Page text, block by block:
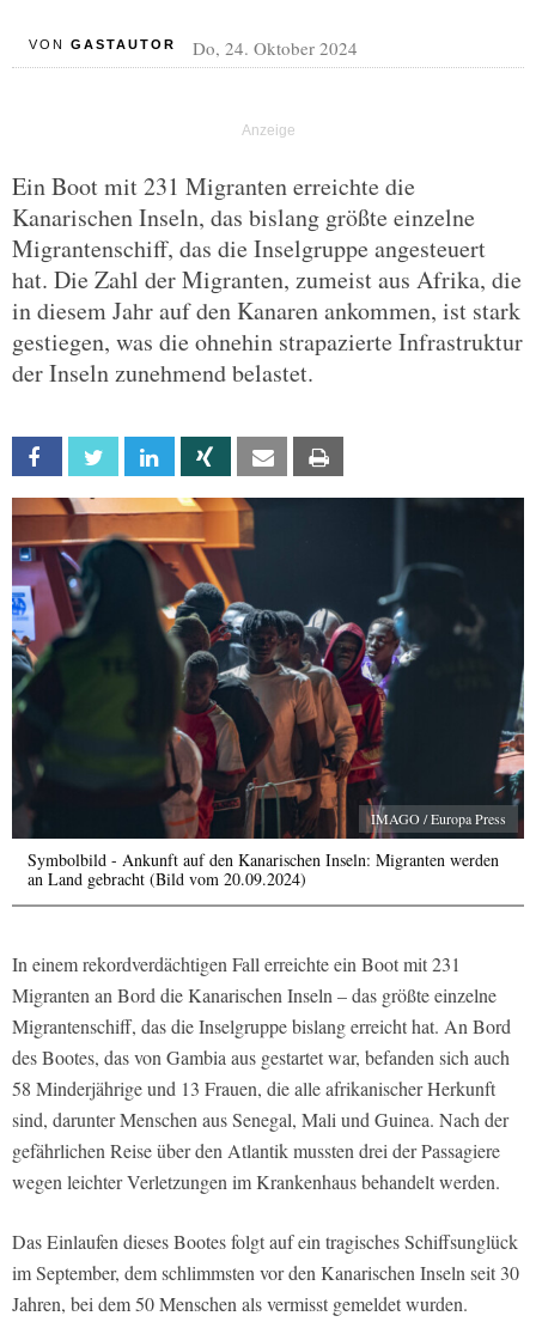
VON GASTAUTOR Do, 24. Oktober 2024
Ein Boot mit 231 Migranten erreichte die
Kanarischen Inseln, das bislang größte einzelne
Migrantenschiff, das die Inselgruppe angesteuert
hat. Die Zahl der Migranten, zumeist aus Afrika, die
in diesem Jahr auf den Kanaren ankommen, ist stark
gestiegen, was die ohnehin strapazierte Infrastruktur
der Inseln zunehmend belastet.
Facebook Twitter Linkedin Xing Email
IMAGO / Europa Press
Symbolbild - Ankunft auf den Kanarischen Inseln: Migranten werden
an Land gebracht (Bild vom 20.09.2024)
In einem rekordverdächtigen Fall erreichte ein Boot mit 231
Migranten an Bord die Kanarischen Inseln – das größte einzelne
Migrantenschiff, das die Inselgruppe bislang erreicht hat. An Bord
des Bootes, das von Gambia aus gestartet war, befanden sich auch
58 Minderjährige und 13 Frauen, die alle afrikanischer Herkunft
sind, darunter Menschen aus Senegal, Mali und Guinea. Nach der
gefährlichen Reise über den Atlantik mussten drei der Passagiere
wegen leichter Verletzungen im Krankenhaus behandelt werden.
Das Einlaufen dieses Bootes folgt auf ein tragisches Schiffsunglück
im September, dem schlimmsten vor den Kanarischen Inseln seit 30
Jahren, bei dem 50 Menschen als vermisst gemeldet wurden.